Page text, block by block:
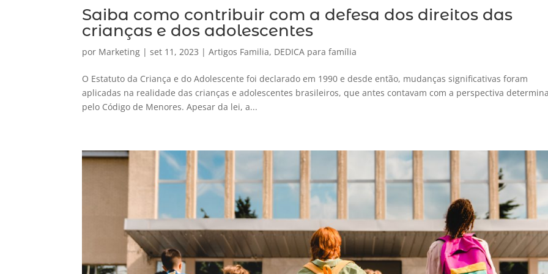
Saiba como contribuir com a defesa dos direitos das
crianças e dos adolescentes
por Marketing |set 11, 2023 |Artigos Familia, DEDICA para família
O Estatuto da Criança e do Adolescente foi declarado em 1990 e desde então, mudanças significativas foram
aplicadas na realidade das crianças e adolescentes brasileiros, que antes contavam com a perspectiva
pelo Código de Menores. Apesar da lei, a...